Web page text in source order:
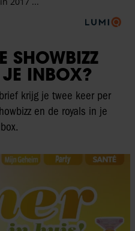
SHOWBIZZ
INBOX?
krijg je twee keer per
en de royals in je